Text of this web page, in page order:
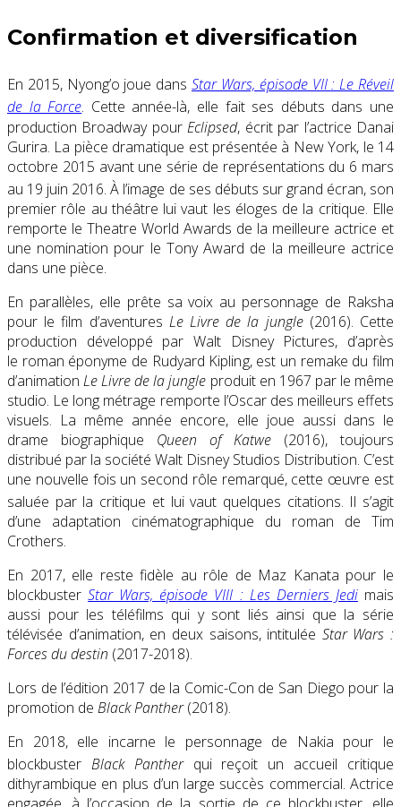
Confirmation et diversification
En 2015, Nyong’o joue dansStar Wars, épisode VII : Le Réveil
de la Force. Cette année-là, elle fait ses débuts dans une
production Broadway pourEclipsed, écrit par l’actrice Danai
Gurira. La pièce dramatique est présentée à New York, le 14
octobre 2015 avant une série de représentations du 6 mars
au 19 juin 2016. À l’image de ses débuts sur grand écran, son
premier rôle au théâtre lui vaut les éloges de la critique. Elle
remporte le Theatre World Awards de la meilleure actrice et
une nomination pour le Tony Award de la meilleure actrice
dans une pièce.
En parallèles, elle prête sa voix au personnage de Raksha
pour le film d’aventures Le Livre de la jungle (2016). Cette
production développé par Walt Disney Pictures, d’après
le roman éponyme de Rudyard Kipling, est un remake du film
d’animationLe Livre de la jungle produit en 1967 par le même
studio. Le long métrage remporte l’Oscar des meilleurs effets
visuels. La même année encore, elle joue aussi dans le
drame biographique Queen of Katwe (2016), toujours
distribué par la société Walt Disney Studios Distribution. C’est
une nouvelle fois un second rôle remarqué, cette œuvre est
saluée par la critique et lui vaut quelques citations. Il s’agit
d’une adaptation cinématographique du roman de Tim
Crothers.
En 2017, elle reste fidèle au rôle de Maz Kanata pour le
blockbusterStar Wars, épisode VIII : Les Derniers Jedimais
aussi pour les téléfilms qui y sont liés ainsi que la série
télévisée d’animation, en deux saisons, intitulée Star Wars :
Forces du destin (2017-2018).
Lors de l’édition 2017 de la Comic-Con de San Diego pour la
promotion de Black Panther(2018).
En 2018, elle incarne le personnage de Nakia pour le
blockbuster Black Pantherqui reçoit un accueil critique
dithyrambique en plus d’un large succès commercial. Actrice